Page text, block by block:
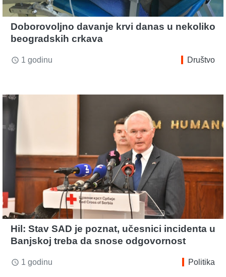
Doborovoljno davanje krvi danas u nekoliko
beogradskih crkava
access_time 1 godinu Društvo
Hil: Stav SAD je poznat, učesnici incidenta u
Banjskoj treba da snose odgovornost
access_time 1 godinu Politika